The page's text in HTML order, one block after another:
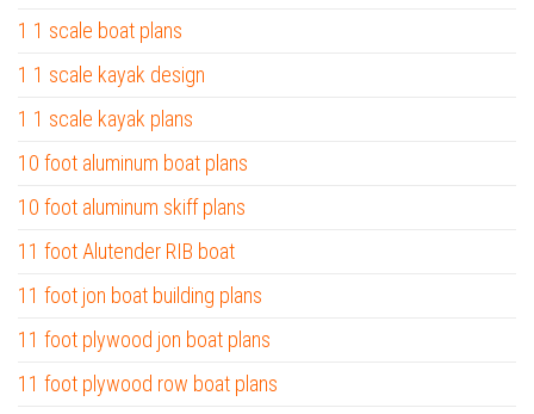
1 1 scale boat plans
1 1 scale kayak design
1 1 scale kayak plans
10 foot aluminum boat plans
10 foot aluminum skiff plans
11 foot Alutender RIB boat
11 foot jon boat building plans
11 foot plywood jon boat plans
11 foot plywood row boat plans